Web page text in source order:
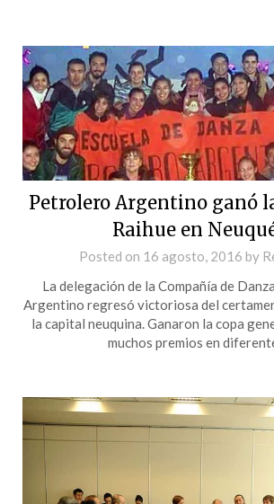
Petrolero Argentino ganó
Raihue en
Posted on 16 agosto, 2016 by
La delegación de la Compañía de
Argentino regresó victoriosa del
la capital neuquina. Ganaron la copa
muchos premios en